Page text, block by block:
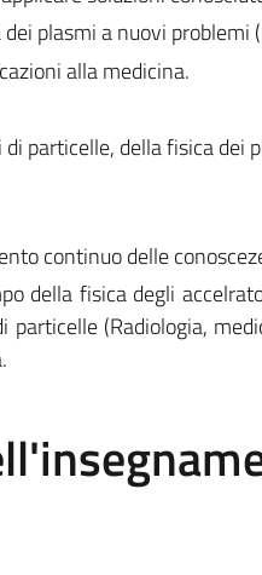
plasmi a nuovi problemi
alla medicina.
particelle, della fisica dei
continuo delle
della fisica degli
(Radiologia,